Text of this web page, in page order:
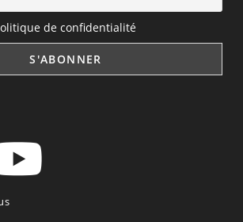
de confidentialité